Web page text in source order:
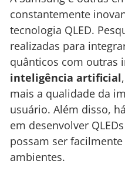
constantemente
tecnologia QLED.
realizadas para
quânticos com outras
inteligência artificial
mais a qualidade da
usuário. Além disso,
em desenvolver
possam ser
ambientes.